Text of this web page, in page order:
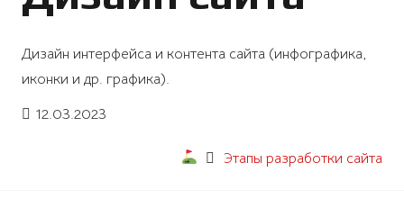
Дизайн интерфейса и контента сайта (инфографика,
иконки и др. графика).
12.03.2023
Этапы разработки сайта